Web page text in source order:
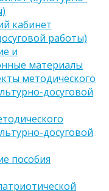
кабинет
работы)
и
материалы
методического
досуговой
досуговой
пособия